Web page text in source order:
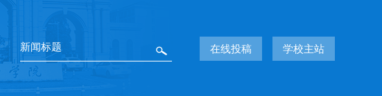
在线投稿 学校主站